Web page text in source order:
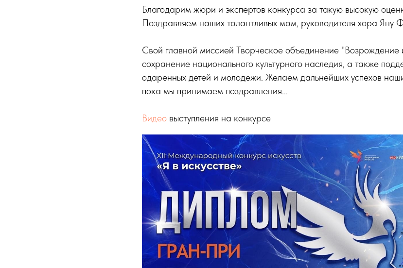
Благодарим жюри и экспертов конкурса за такую высокую
Поздравляем наших талантливых мам, руководителя хора Яну
Свой главной миссией Творческое объединение "Возрождение
сохранение национального культурного наследия, а также
одаренных детей и молодежи. Желаем дальнейших успехов
пока мы принимаем поздравления...
Видео выступления на конкурсе